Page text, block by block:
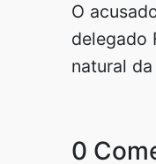
O
delegado
natural
0